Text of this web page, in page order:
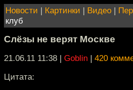
Новости | Картинки | Видео |
клуб
Слёзы не верят Москве
21.06.11 11:38 | Goblin | 420
Цитата: